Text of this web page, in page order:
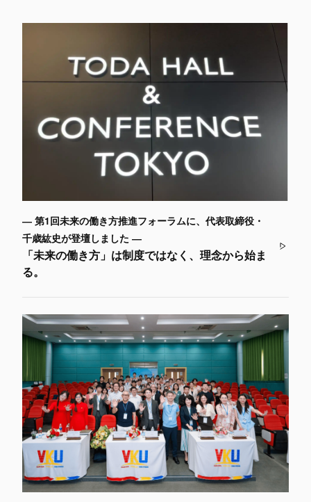
― 第1回未来の働き方推進フォーラムに、代表取締役・
千歳紘史が登壇しました ―
「未来の働き方」は制度ではなく、理念から始ま
る。